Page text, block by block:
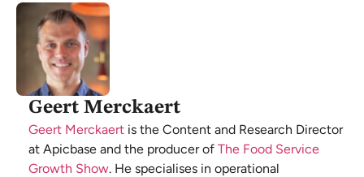
Geert Merckaert
Geert Merckaert is the Content and Research Director
at Apicbase and the producer of The Food Service
Growth Show. He specialises in operational